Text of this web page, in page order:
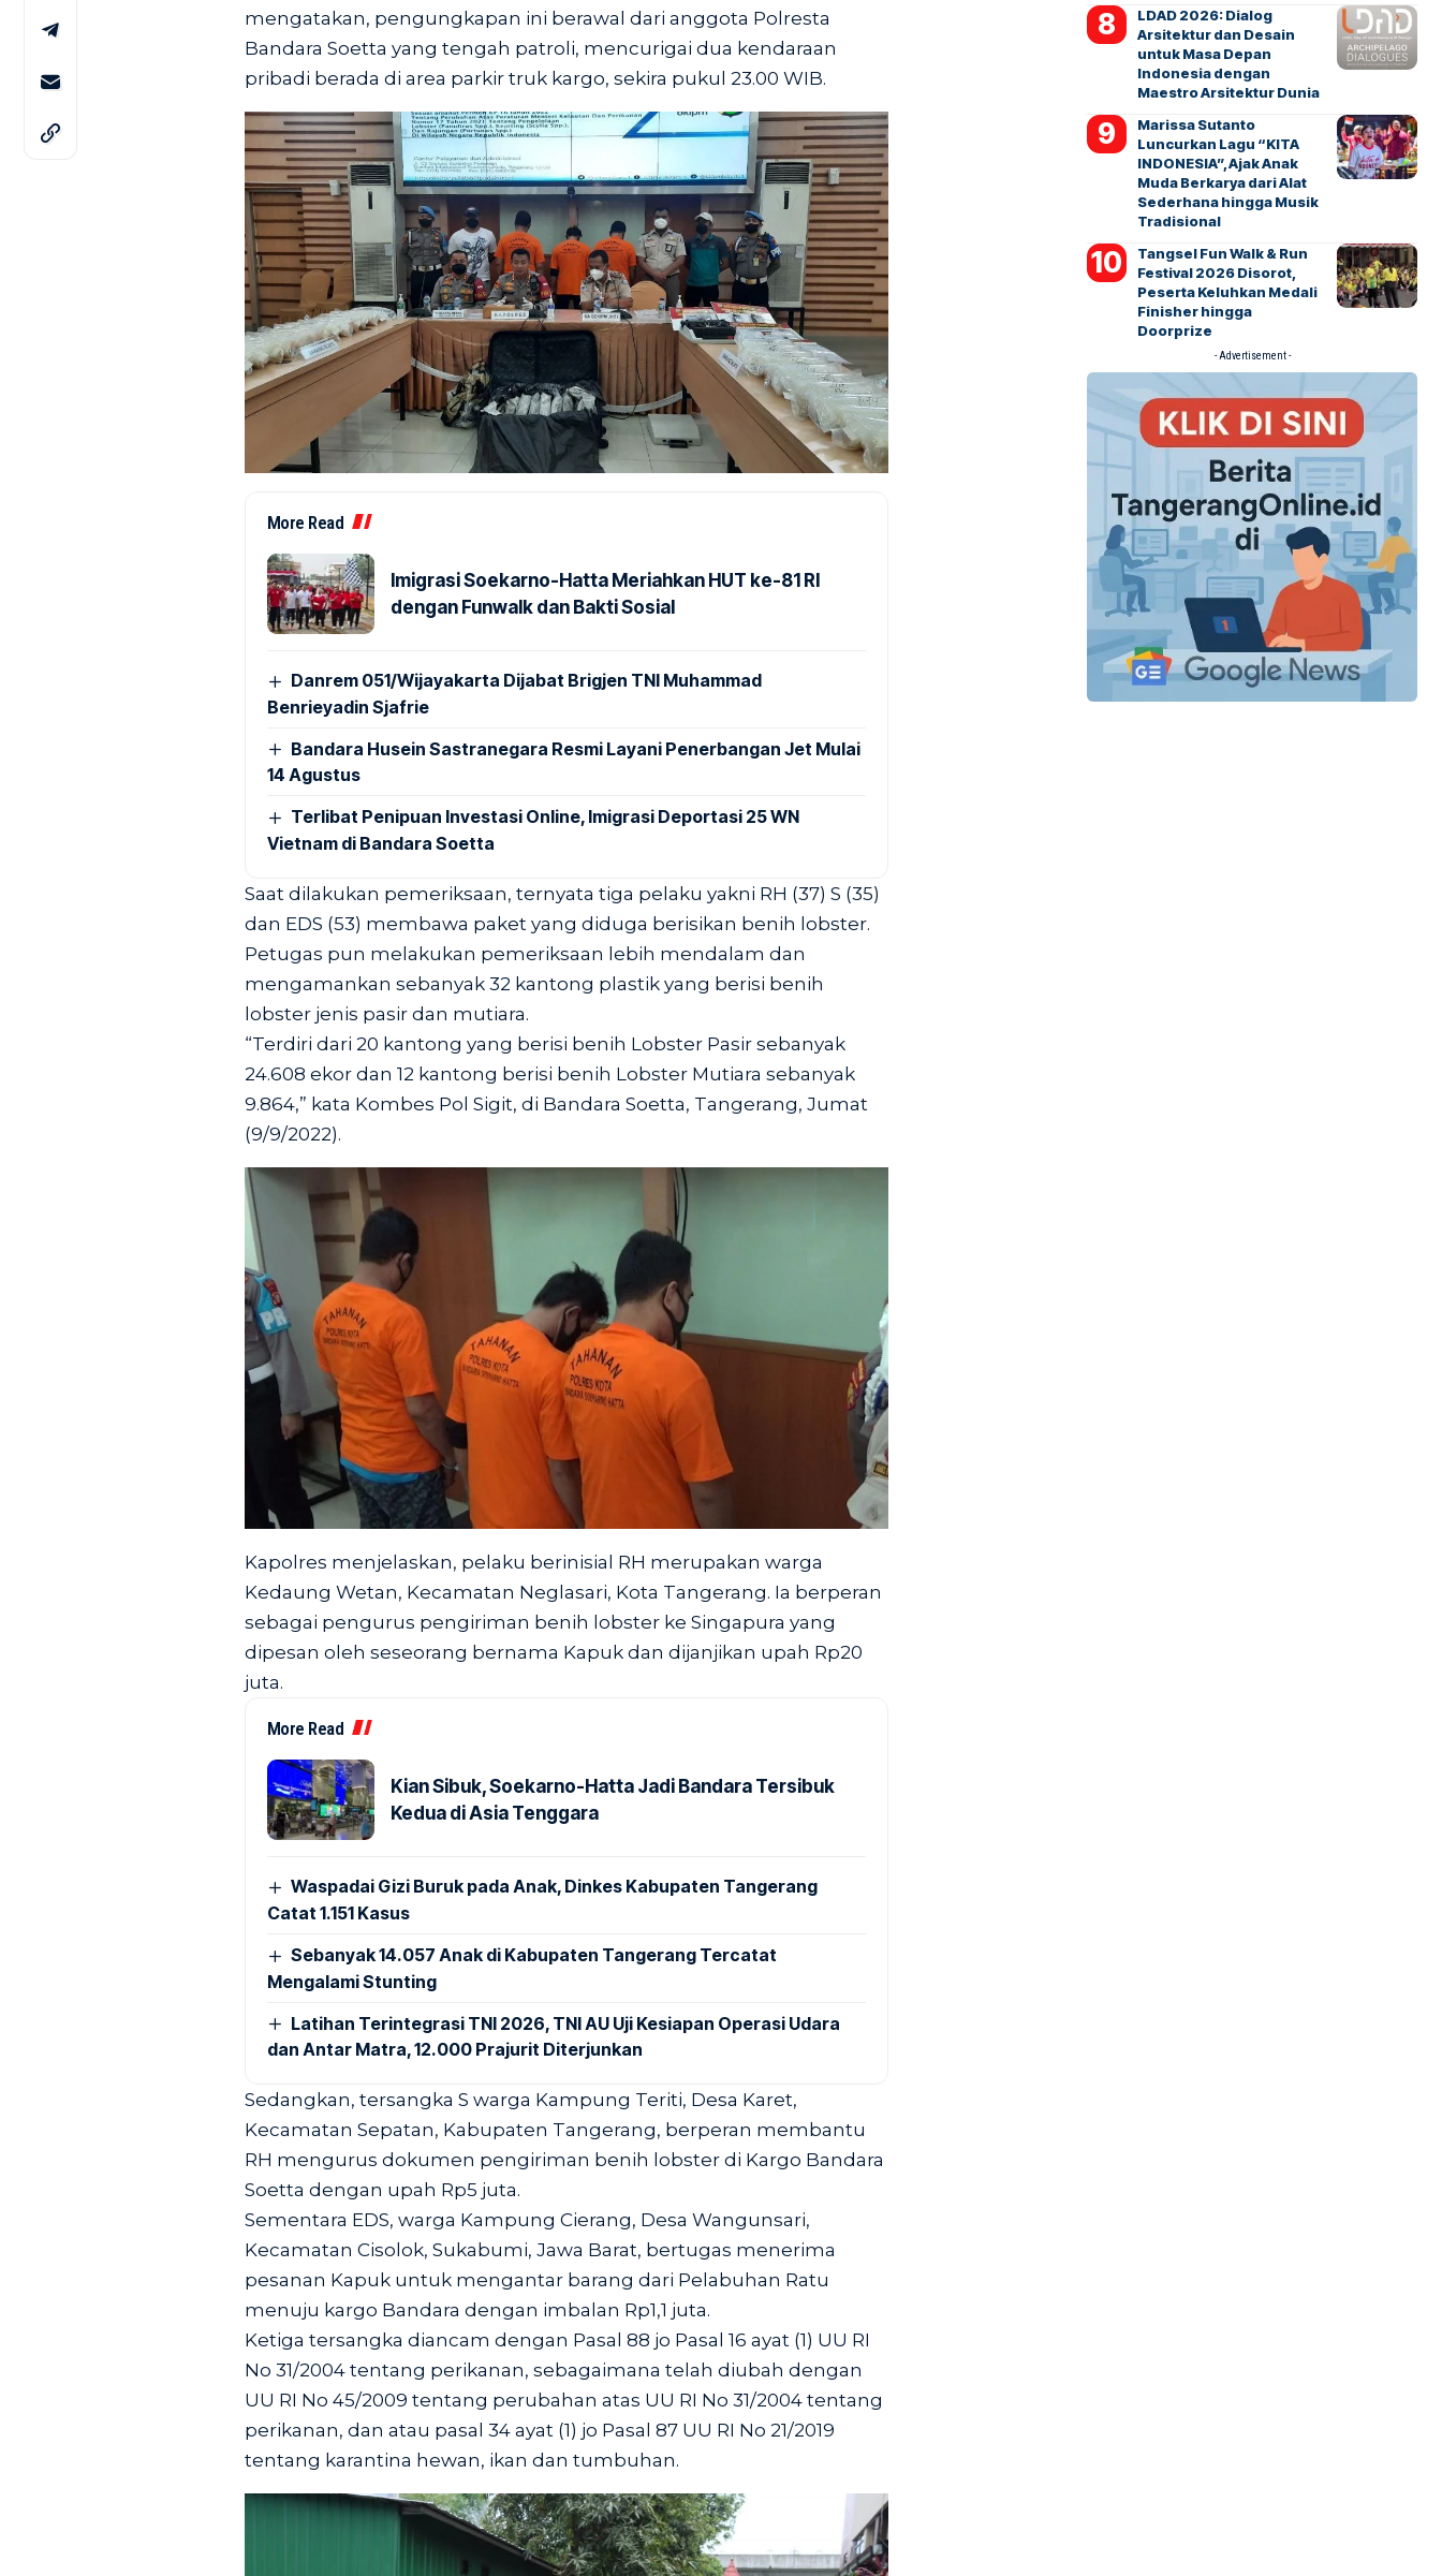
mengatakan, pengungkapan ini berawal dari anggota Polresta
Bandara Soetta yang tengah patroli, mencurigai dua kendaraan
pribadi berada di area parkir truk kargo, sekira pukul 23.00 WIB.
More Read
Imigrasi Soekarno-Hatta Meriahkan HUT ke-81 RI
dengan Funwalk dan Bakti Sosial
Danrem 051/Wijayakarta Dijabat Brigjen TNI Muhammad
Benrieyadin Sjafrie
Bandara Husein Sastranegara Resmi Layani Penerbangan Jet Mulai
14 Agustus
Terlibat Penipuan Investasi Online, Imigrasi Deportasi 25 WN
Vietnam di Bandara Soetta
Saat dilakukan pemeriksaan, ternyata tiga pelaku yakni RH (37) S (35)
dan EDS (53) membawa paket yang diduga berisikan benih lobster.
Petugas pun melakukan pemeriksaan lebih mendalam dan
mengamankan sebanyak 32 kantong plastik yang berisi benih
lobster jenis pasir dan mutiara.
“Terdiri dari 20 kantong yang berisi benih Lobster Pasir sebanyak
24.608 ekor dan 12 kantong berisi benih Lobster Mutiara sebanyak
9.864,” kata Kombes Pol Sigit, di Bandara Soetta, Tangerang, Jumat
(9/9/2022).
Kapolres menjelaskan, pelaku berinisial RH merupakan warga
Kedaung Wetan, Kecamatan Neglasari, Kota Tangerang. Ia berperan
sebagai pengurus pengiriman benih lobster ke Singapura yang
dipesan oleh seseorang bernama Kapuk dan dijanjikan upah Rp20
juta.
More Read
Kian Sibuk, Soekarno-Hatta Jadi Bandara Tersibuk
Kedua di Asia Tenggara
Waspadai Gizi Buruk pada Anak, Dinkes Kabupaten Tangerang
Catat 1.151 Kasus
Sebanyak 14.057 Anak di Kabupaten Tangerang Tercatat
Mengalami Stunting
Latihan Terintegrasi TNI 2026, TNI AU Uji Kesiapan Operasi Udara
dan Antar Matra, 12.000 Prajurit Diterjunkan
Sedangkan, tersangka S warga Kampung Teriti, Desa Karet,
Kecamatan Sepatan, Kabupaten Tangerang, berperan membantu
RH mengurus dokumen pengiriman benih lobster di Kargo Bandara
Soetta dengan upah Rp5 juta.
Sementara EDS, warga Kampung Cierang, Desa Wangunsari,
Kecamatan Cisolok, Sukabumi, Jawa Barat, bertugas menerima
pesanan Kapuk untuk mengantar barang dari Pelabuhan Ratu
menuju kargo Bandara dengan imbalan Rp1,1 juta.
Ketiga tersangka diancam dengan Pasal 88 jo Pasal 16 ayat (1) UU RI
No 31/2004 tentang perikanan, sebagaimana telah diubah dengan
UU RI No 45/2009 tentang perubahan atas UU RI No 31/2004 tentang
perikanan, dan atau pasal 34 ayat (1) jo Pasal 87 UU RI No 21/2019
tentang karantina hewan, ikan dan tumbuhan.
LDAD 2026: Dialog
Arsitektur dan Desain
untuk Masa Depan
Indonesia dengan
Maestro Arsitektur Dunia
Marissa Sutanto
Luncurkan Lagu “KITA
INDONESIA”, Ajak Anak
Muda Berkarya dari Alat
Sederhana hingga Musik
Tradisional
Tangsel Fun Walk & Run
Festival 2026 Disorot,
Peserta Keluhkan Medali
Finisher hingga
Doorprize
- Advertisement -